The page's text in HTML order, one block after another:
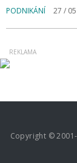
PODNIKÁNÍ 27 /
Copyright ©